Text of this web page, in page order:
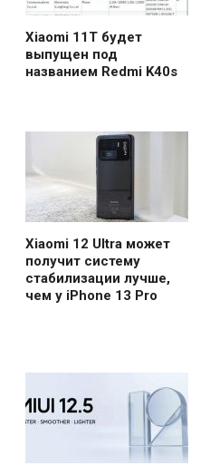
Xiaomi 11T будет
выпущен под
названием Redmi K40s
Xiaomi 12 Ultra может
получит систему
стабилизации лучше,
чем у iPhone 13 Pro